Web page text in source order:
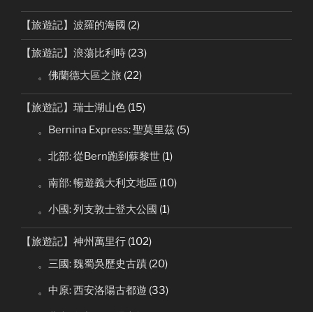
【旅遊記】波羅的海國 (2)
【旅遊記】浪蕩比利時 (23)
。佛蘭德大區之旅 (22)
【旅遊記】瑞士湖山色 (15)
。Bernina Express: 聖莫里茲 (5)
。北部: 從Bern跑到蘇黎世 (1)
。南部: 暢遊義大利文地區 (10)
。小國: 列支敦士登大公國 (1)
【旅遊記】神州萬里行 (102)
。三國: 魏蜀吳歷史古蹟 (20)
。中原: 西安洛陽古都遊 (33)